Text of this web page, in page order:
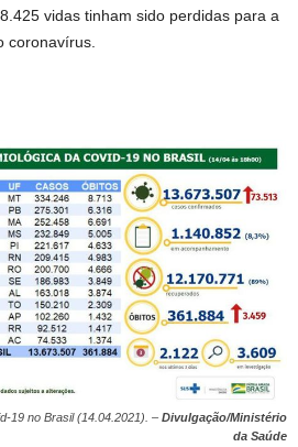
vidas tinham sido perdidas para a
coronavírus.
19 no Brasil (14.04.2021). – Divulgação/Ministério
da Saúde